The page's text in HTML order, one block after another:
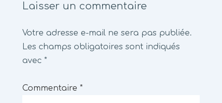
l’article
Laisser un commentaire
Votre adresse e-mail ne sera pas publiée.
Les champs obligatoires sont indiqués
avec *
Commentaire *